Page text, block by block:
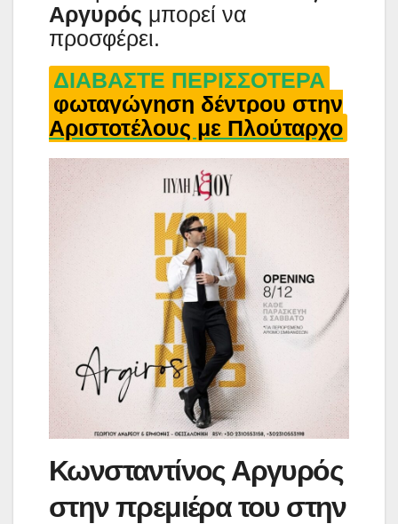
Αργυρός μπορεί να
προσφέρει.
ΔΙΑΒΑΣΤΕ ΠΕΡΙΣΣΟΤΕΡΑ
φωταγώγηση δέντρου στην
Αριστοτέλους με Πλούταρχο
Κωνσταντίνος Αργυρός
στην πρεμιέρα του στην